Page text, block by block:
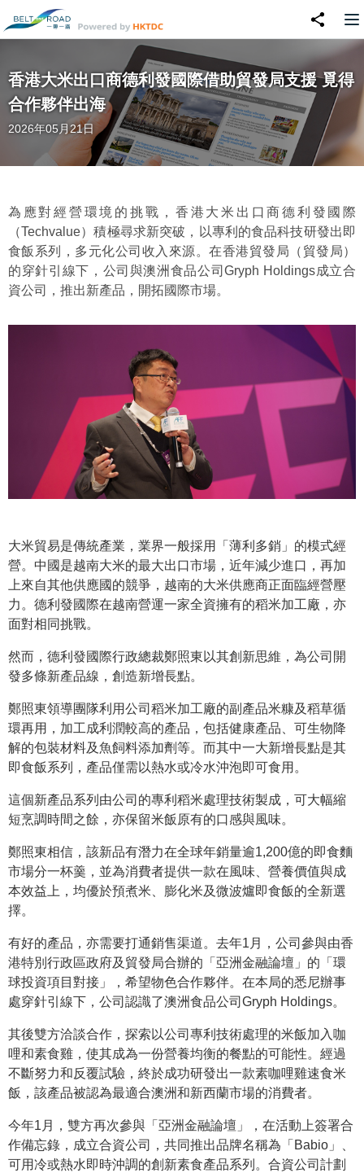
香港大米出口商德利發國際借助貿發局支援 覓得
合作夥伴出海
2026年05月21日
為應對經營環境的挑戰，香港大米出口商德利發國際
（Techvalue）積極尋求新突破，以專利的食品科技研發出即
食飯系列，多元化公司收入來源。在香港貿發局（貿發局）
的穿針引線下，公司與澳洲食品公司Gryph Holdings成立合
資公司，推出新產品，開拓國際市場。
大米貿易是傳統產業，業界一般採用「薄利多銷」的模式經
營。中國是越南大米的最大出口市場，近年減少進口，再加
上來自其他供應國的競爭，越南的大米供應商正面臨經營壓
力。德利發國際在越南營運一家全資擁有的稻米加工廠，亦
面對相同挑戰。
然而，德利發國際行政總裁鄭照東以其創新思維，為公司開
發多條新產品線，創造新增長點。
鄭照東領導團隊利用公司稻米加工廠的副產品米糠及稻草循
環再用，加工成利潤較高的產品，包括健康產品、可生物降
解的包裝材料及魚飼料添加劑等。而其中一大新增長點是其
即食飯系列，產品僅需以熱水或冷水沖泡即可食用。
這個新產品系列由公司的專利稻米處理技術製成，可大幅縮
短烹調時間之餘，亦保留米飯原有的口感與風味。
鄭照東相信，該新品有潛力在全球年銷量逾1,200億的即食麵
市場分一杯羹，並為消費者提供一款在風味、營養價值與成
本效益上，均優於預煮米、膨化米及微波爐即食飯的全新選
擇。
有好的產品，亦需要打通銷售渠道。去年1月，公司參與由香
港特別行政區政府及貿發局合辦的「亞洲金融論壇」的「環
球投資項目對接」，希望物色合作夥伴。在本局的悉尼辦事
處穿針引線下，公司認識了澳洲食品公司Gryph Holdings。
其後雙方洽談合作，探索以公司專利技術處理的米飯加入咖
哩和素食雞，使其成為一份營養均衡的餐點的可能性。經過
不斷努力和反覆試驗，終於成功研發出一款素咖哩雞速食米
飯，該產品被認為最適合澳洲和新西蘭市場的消費者。
今年1月，雙方再次參與「亞洲金融論壇」，在活動上簽署合
作備忘錄，成立合資公司，共同推出品牌名稱為「Babio」、
可用冷或熱水即時沖調的創新素食產品系列。合資公司計劃